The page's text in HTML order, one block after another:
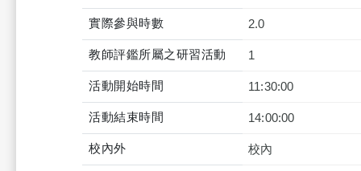
實際參與時數 2.0
教師評鑑所屬之研習活動 1
活動開始時間 11:30:00
活動結束時間 14:00:00
校內外 校內